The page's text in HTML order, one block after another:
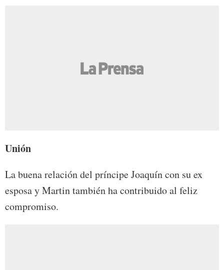
Unión
La buena relación del príncipe Joaquín con su ex
esposa y Martin también ha contribuido al feliz
compromiso.